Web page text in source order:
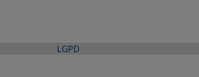
LGPD